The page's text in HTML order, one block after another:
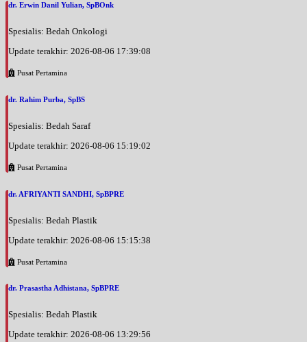
dr. Erwin Danil Yulian, SpBOnk
Spesialis: Bedah Onkologi
Update terakhir: 2026-08-06 17:39:08
Pusat Pertamina
dr. Rahim Purba, SpBS
Spesialis: Bedah Saraf
Update terakhir: 2026-08-06 15:19:02
Pusat Pertamina
dr. AFRIYANTI SANDHI, SpBPRE
Spesialis: Bedah Plastik
Update terakhir: 2026-08-06 15:15:38
Pusat Pertamina
dr. Prasastha Adhistana, SpBPRE
Spesialis: Bedah Plastik
Update terakhir: 2026-08-06 13:29:56